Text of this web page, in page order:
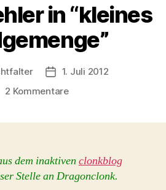
in “kleines
Beitragsdatum
1. Juli 2012
2 Kommentarezu
Handgemenge”
dem inaktiven clonkblog
Stelle an Dragonclonk.